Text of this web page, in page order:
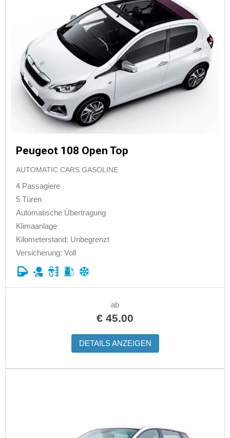
Peugeot 108 Open Top
AUTOMATIC CARS GASOLINE
4 Passagiere
5 Türen
Automatische Übertragung
Klimaanlage
Kilometerstand: Unbegrenzt
Versicherung: Voll
ab
€ 45.00
DETAILS ANZEIGEN